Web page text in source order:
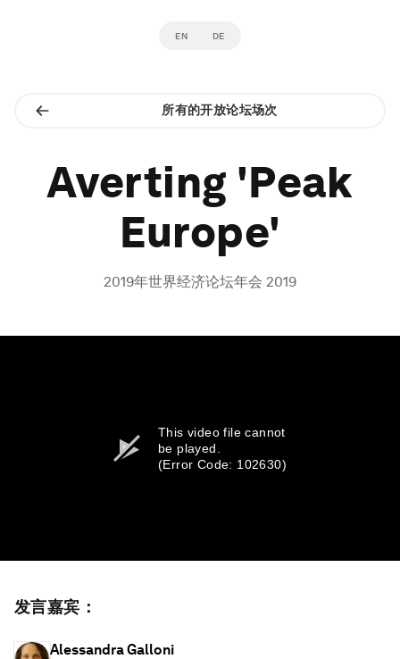
EN DE
所有的开放论坛场次
Averting 'Peak
Europe'
2019年世界经济论坛年会 2019
This video file cannot
be played.
(Error Code: 102630)
发言嘉宾：
Alessandra Galloni